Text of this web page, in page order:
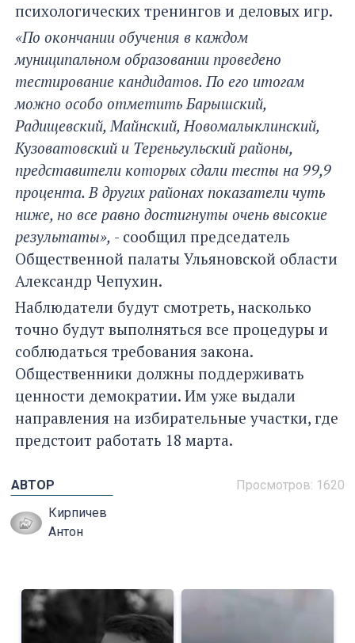
психологических тренингов и деловых игр.
«По окончании обучения в каждом
муниципальном образовании проведено
тестирование кандидатов. По его итогам
можно особо отметить Барышский,
Радищевский, Майнский, Новомалыклинский,
Кузоватовский и Тереньгульский районы,
представители которых сдали тесты на 99,9
процента. В других районах показатели чуть
ниже, но все равно достигнуты очень высокие
результаты», - сообщил председатель
Общественной палаты Ульяновской области
Александр Чепухин.
Наблюдатели будут смотреть, насколько
точно будут выполняться все процедуры и
соблюдаться требования закона.
Общественники должны поддерживать
ценности демократии. Им уже выдали
направления на избирательные участки, где
предстоит работать 18 марта.
Просмотров: 1620
АВТОР
Кирпичев
Антон